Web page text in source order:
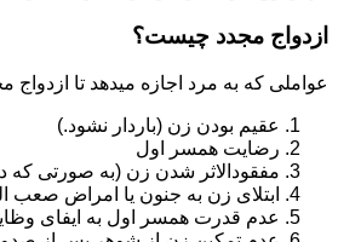
ازدواج مجدد چیست؟
عواملی که به مرد اجازه میدهد تا ازدواج
عقیم بودن زن (باردار نشود.)
رضایت همسر اول
مفقودالاثر شدن زن (به صورتی که
ابتلای زن به جنون یا امراض صعب
عدم قدرت همسر اول به ایفای